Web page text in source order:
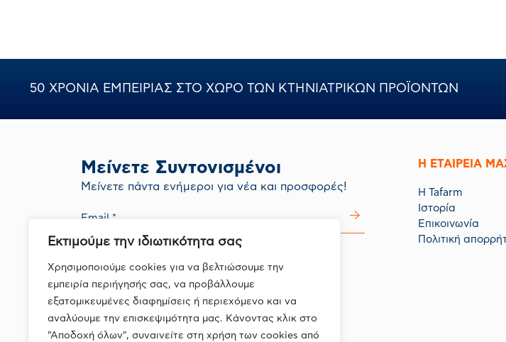
Εκτιμούμε την ιδιωτικότητα σας
Χρησιμοποιούμε cookies για να βελτιώσουμε την
εμπειρία περιήγησής σας, να προβάλλουμε
εξατομικευμένες διαφημίσεις ή περιεχόμενο και να
αναλύουμε την επισκεψιμότητα μας. Κάνοντας κλικ στο
"Αποδοχή όλων", συναινείτε στη χρήση των cookies από
50 ΧΡΟΝΙΑ ΕΜΠΕΙΡΙΑΣ ΣΤΟ ΧΩΡΟ ΤΩΝ ΚΤΗΝΙΑΤΡΙΚΩΝ ΠΡΟΪΟΝΤΩΝ
Μείνετε Συντονισμένοι
Mείνετε πάντα ενήμεροι για νέα και προσφορές!
Η ΕΤΑΙΡΕΙΑ
Η Tafarm
Ιστορία
Επικοινωνία
Πολιτική